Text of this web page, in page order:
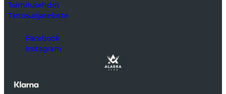
Toimitusehdot
Tietosuojaseloste
Facebook
Instagram